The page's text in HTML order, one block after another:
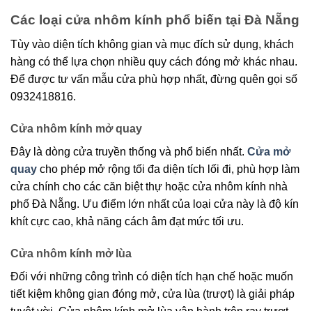
Các loại cửa nhôm kính phổ biến tại Đà Nẵng
Tùy vào diện tích không gian và mục đích sử dụng, khách
hàng có thể lựa chọn nhiều quy cách đóng mở khác nhau.
Để được tư vấn mẫu cửa phù hợp nhất, đừng quên gọi số
0932418816.
Cửa nhôm kính mở quay
Đây là dòng cửa truyền thống và phổ biến nhất. Cửa mở
quay cho phép mở rộng tối đa diện tích lối đi, phù hợp làm
cửa chính cho các căn biệt thự hoặc cửa nhôm kính nhà
phố Đà Nẵng. Ưu điểm lớn nhất của loại cửa này là độ kín
khít cực cao, khả năng cách âm đạt mức tối ưu.
Cửa nhôm kính mở lùa
Đối với những công trình có diện tích hạn chế hoặc muốn
tiết kiệm không gian đóng mở, cửa lùa (trượt) là giải pháp